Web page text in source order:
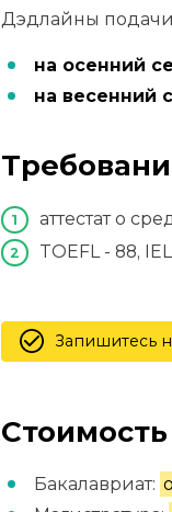
Дэдлайны подачи
на осенний
на весенний
аттестат о
TOEFL - 88,
Запишитесь
Бакалавриат: